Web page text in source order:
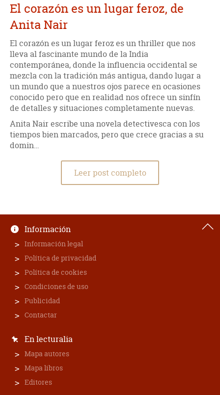
El corazón es un lugar feroz, de
Anita Nair
El corazón es un lugar feroz es un thriller que nos
lleva al fascinante mundo de la India
contemporánea, donde la influencia occidental se
mezcla con la tradición más antigua, dando lugar a
un mundo que a nuestros ojos parece en ocasiones
conocido pero que en realidad nos ofrece un sinfín
de detalles y situaciones completamente nuevas.
Anita Nair escribe una novela detectivesca con los
tiempos bien marcados, pero que crece gracias a su
domin…
Leer post completo
Información
Información legal
Política de privacidad
Política de cookies
Condiciones de uso
Publicidad
Contactar
En lecturalia
Mapa autores
Mapa libros
Editores